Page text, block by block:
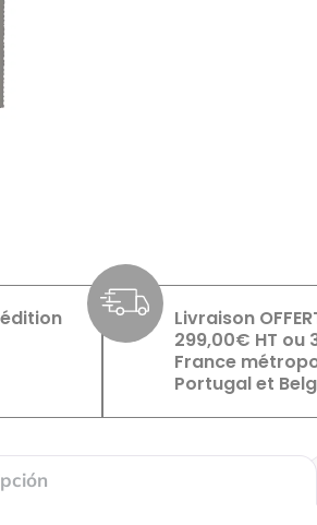
Livraison
299,00€ HT ou
France
Portugal et